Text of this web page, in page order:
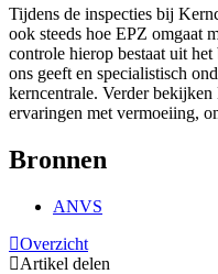
Tijdens de inspecties bij
ook steeds hoe EPZ omgaat
controle hierop bestaat uit
ons geeft en specialistisch
kerncentrale. Verder
ervaringen met vermoeiing,
Bronnen
ANVS
Overzicht
Artikel delen